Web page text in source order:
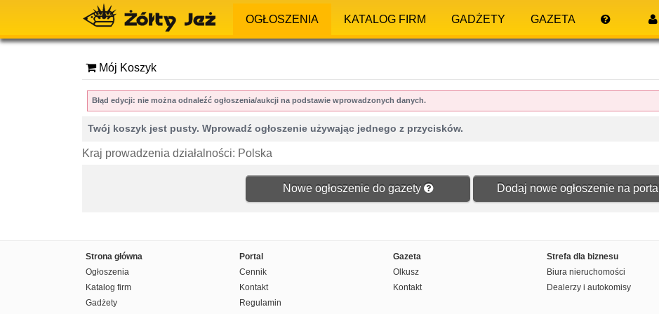
OGŁOSZENIA KATALOG FIRM GADŻETY GAZETA
Mój Koszyk
Błąd edycji: nie można odnaleźć ogłoszenia/aukcji na podstawie wprowadzonych danych.
Twój koszyk jest pusty. Wprowadź ogłoszenie używając jednego z przycisków.
Kraj prowadzenia działalności: Polska
Nowe ogłoszenie do gazety Dodaj nowe ogłoszenie na portal
Strona główna
Ogłoszenia
Katalog firm
Gadżety
Portal
Cennik
Kontakt
Regulamin
Gazeta
Olkusz
Kontakt
Strefa dla biznesu
Biura nieruchomości
Dealerzy i autokomisy